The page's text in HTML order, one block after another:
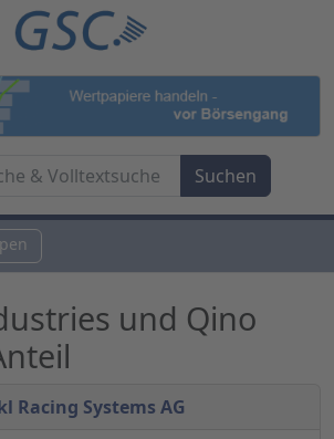
und Qino
Racing Systems AG